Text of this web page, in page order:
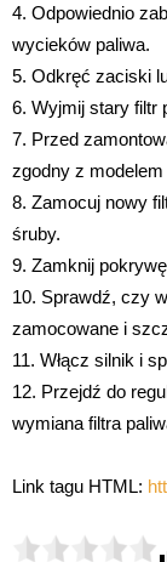
4. Odpowiednio
wycieków paliwa.
5. Odkręć zaciski
6. Wyjmij stary filtr
7. Przed
zgodny z
8. Zamocuj nowy
śruby.
9. Zamknij
10. Sprawdź, czy
zamocowane i
11. Włącz silnik i
12. Przejdź do
wymiana filtra
Link tagu HTML: